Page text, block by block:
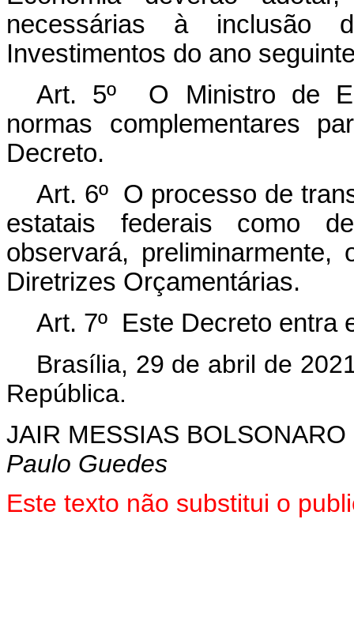
necessárias à inclusão
Investimentos do ano
Art. 5º O Ministro de
normas complementares
Decreto.
Art. 6º O processo de
estatais federais como
observará,
Diretrizes Orçamentárias.
Art. 7º Este Decreto entra
Brasília, 29 de abril de
República.
JAIR MESSIAS BOLSONARO
Paulo Guedes
Este texto não substitui o